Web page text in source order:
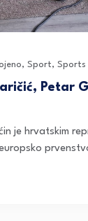
, Sport, Sports
Petar
je hrvatskim